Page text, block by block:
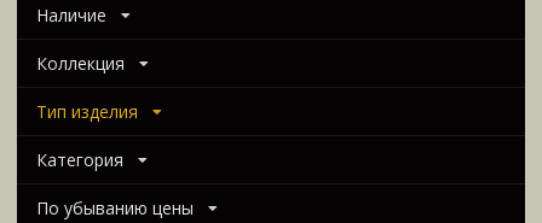
Наличие
Коллекция
Тип изделия
Категория
По убыванию цены